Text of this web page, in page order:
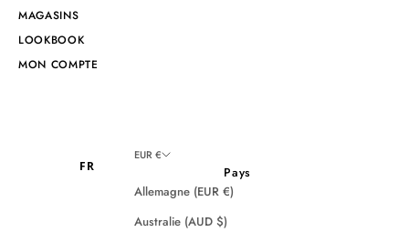
MAGASINS
LOOKBOOK
MON COMPTE
FR
EUR €
Pays
Allemagne (EUR €)
Australie (AUD $)